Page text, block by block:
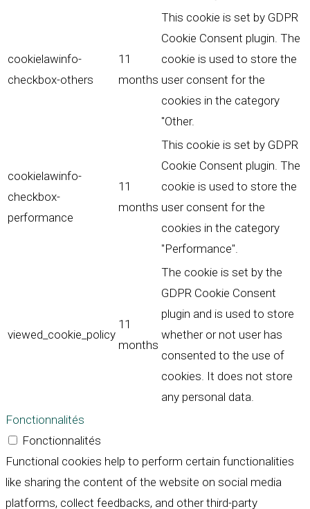
cookielawinfo-
checkbox-others
11
months
This cookie is set by GDPR
Cookie Consent plugin. The
cookie is used to store the
user consent for the
cookies in the category
"Other.
cookielawinfo-
checkbox-
performance
11
months
This cookie is set by GDPR
Cookie Consent plugin. The
cookie is used to store the
user consent for the
cookies in the category
"Performance".
viewed_cookie_policy
11
months
The cookie is set by the
GDPR Cookie Consent
plugin and is used to store
whether or not user has
consented to the use of
cookies. It does not store
any personal data.
Fonctionnalités
Fonctionnalités
Functional cookies help to perform certain functionalities
like sharing the content of the website on social media
platforms, collect feedbacks, and other third-party